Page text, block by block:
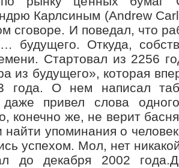
Карлсиным (Andrew
сговоре. И поведал, что
будущего. Откуда,
Стартовал из 2256
из будущего», которая
года. О нем написал
привел слова
конечно же, не верит
найти упоминания о
успехом. Мол, нет
до декабря 2002